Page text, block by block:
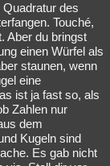
des
Touché,
Aber du bringst
einen Würfel als
staunen, wenn
eine
ist ja fast so, als
Zahlen nur
dem
Kugeln sind
Es gab nicht